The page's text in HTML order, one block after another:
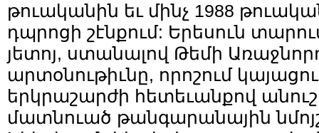
թուականին եւ մինչ 1988
դպրոցի շէնքում: Երեսուն
յետոյ, ստանալով Թեմի
արտօնութիւնը, որոշում
երկրաշարժի հետեւանքով
մատնուած թանգարանային